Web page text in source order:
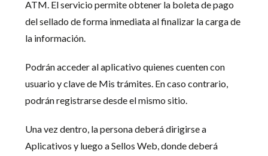
ATM. El servicio permite obtener la boleta de pago
del sellado de forma inmediata al finalizar la carga de
la información.
Podrán acceder al aplicativo quienes cuenten con
usuario y clave de Mis trámites. En caso contrario,
podrán registrarse desde el mismo sitio.
Una vez dentro, la persona deberá dirigirse a
Aplicativos y luego a Sellos Web, donde deberá